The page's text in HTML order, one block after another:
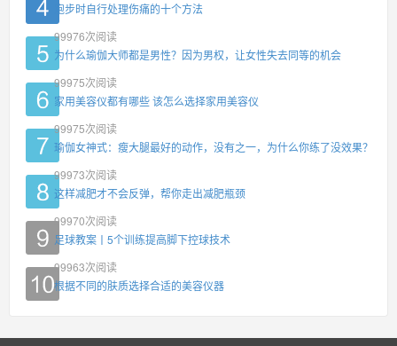
跑步时自行处理伤痛的十个方法
99976次阅读
为什么瑜伽大师都是男性？因为男权，让女性失去同等的机会
99975次阅读
家用美容仪都有哪些 该怎么选择家用美容仪
99975次阅读
瑜伽女神式：瘦大腿最好的动作，没有之一，为什么你练了没效果？
99973次阅读
这样减肥才不会反弹，帮你走出减肥瓶颈
99970次阅读
足球教案丨5个训练提高脚下控球技术
99963次阅读
根据不同的肤质选择合适的美容仪器